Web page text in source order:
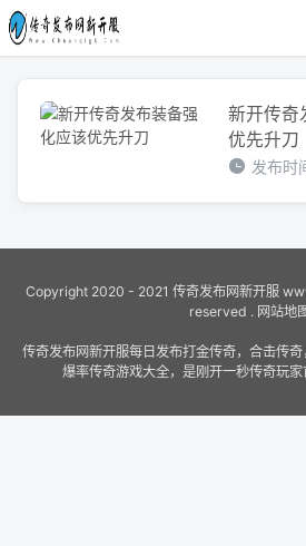
新开传奇
优先升刀
发布
Copyright 2020 - 2021 传奇发布网新开服
reserved . 网站地
传奇发布网新开服每日发布打金传奇，合击传
爆率传奇游戏大全，是刚开一秒传奇玩家